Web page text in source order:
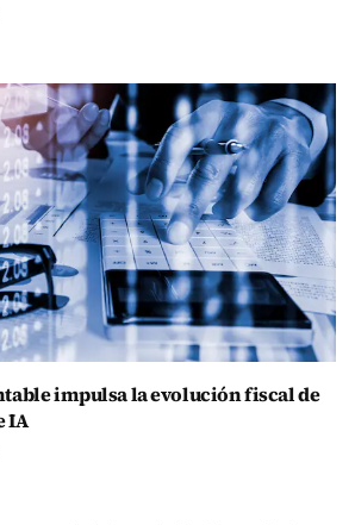
impulsa la evolución fiscal de
IA